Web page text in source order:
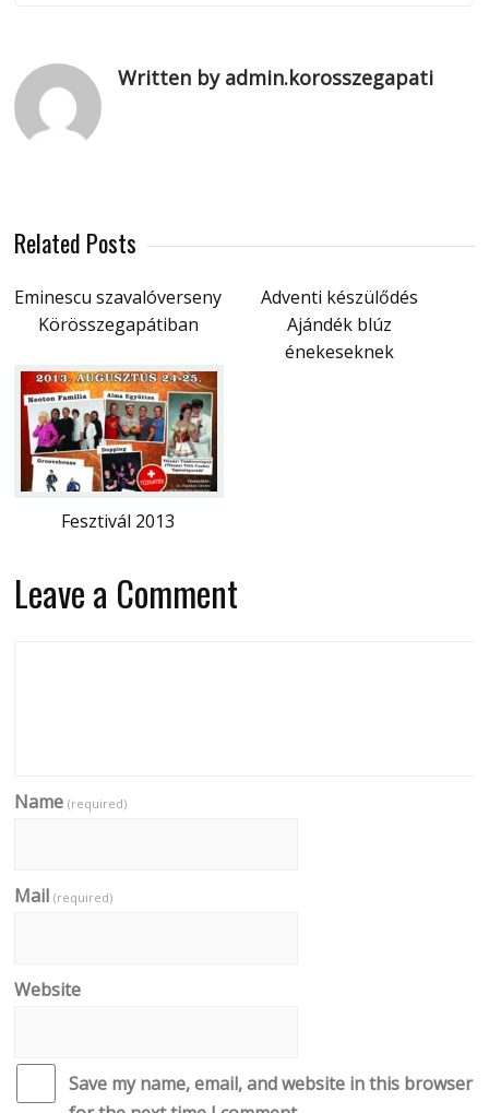
Written by admin.korosszegapati
Related Posts
Eminescu szavalóverseny
Körösszegapátiban
Adventi készülődés
Ajándék blúz
énekeseknek
Fesztivál 2013
Leave a Comment
Name(required)
Mail(required)
Website
Save my name, email, and website in this browser